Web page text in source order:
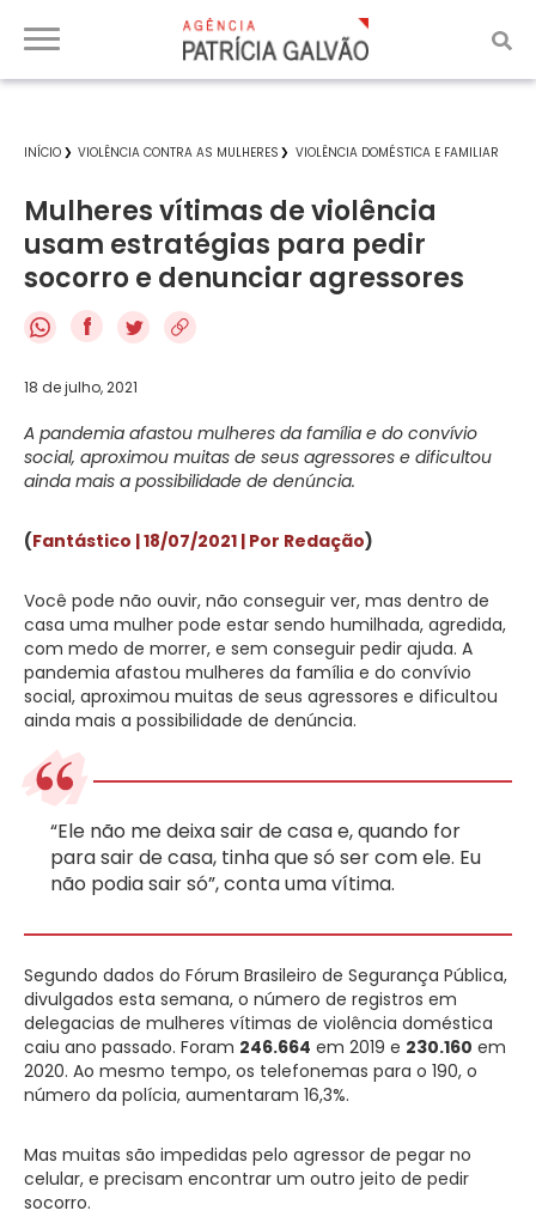
INÍCIO VIOLÊNCIA CONTRA AS MULHERES VIOLÊNCIA DOMÉSTICA E FAMILIAR
Mulheres vítimas de violência
usam estratégias para pedir
socorro e denunciar agressores
f
18 de julho, 2021
A pandemia afastou mulheres da família e do convívio
social, aproximou muitas de seus agressores e dificultou
ainda mais a possibilidade de denúncia.
(Fantástico | 18/07/2021 | Por Redação)
Você pode não ouvir, não conseguir ver, mas dentro de
casa uma mulher pode estar sendo humilhada, agredida,
com medo de morrer, e sem conseguir pedir ajuda. A
pandemia afastou mulheres da família e do convívio
social, aproximou muitas de seus agressores e dificultou
ainda mais a possibilidade de denúncia.
“Ele não me deixa sair de casa e, quando for
para sair de casa, tinha que só ser com ele. Eu
não podia sair só”, conta uma vítima.
Segundo dados do Fórum Brasileiro de Segurança Pública,
divulgados esta semana, o número de registros em
delegacias de mulheres vítimas de violência doméstica
caiu ano passado. Foram 246.664 em 2019 e 230.160 em
2020. Ao mesmo tempo, os telefonemas para o 190, o
número da polícia, aumentaram 16,3%.
Mas muitas são impedidas pelo agressor de pegar no
celular, e precisam encontrar um outro jeito de pedir
socorro.